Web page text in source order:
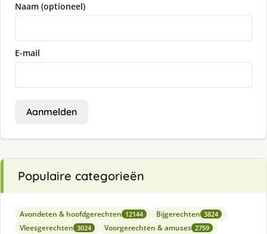
Naam (optioneel)
E-mail
Aanmelden
Populaire categorieën
Avondeten & hoofdgerechten 12144 Bijgerechten 3824
Vleesgerechten 3024 Voorgerechten & amuses 2759